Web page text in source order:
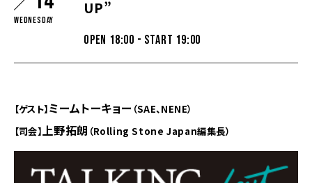
Wednesday
UP”
OPEN 18:00 - START 19:00
【ゲスト】ミームトーキョー （SAE、NENE）
【司会】 上野拓朗 （Rolling Stone Japan編集長）